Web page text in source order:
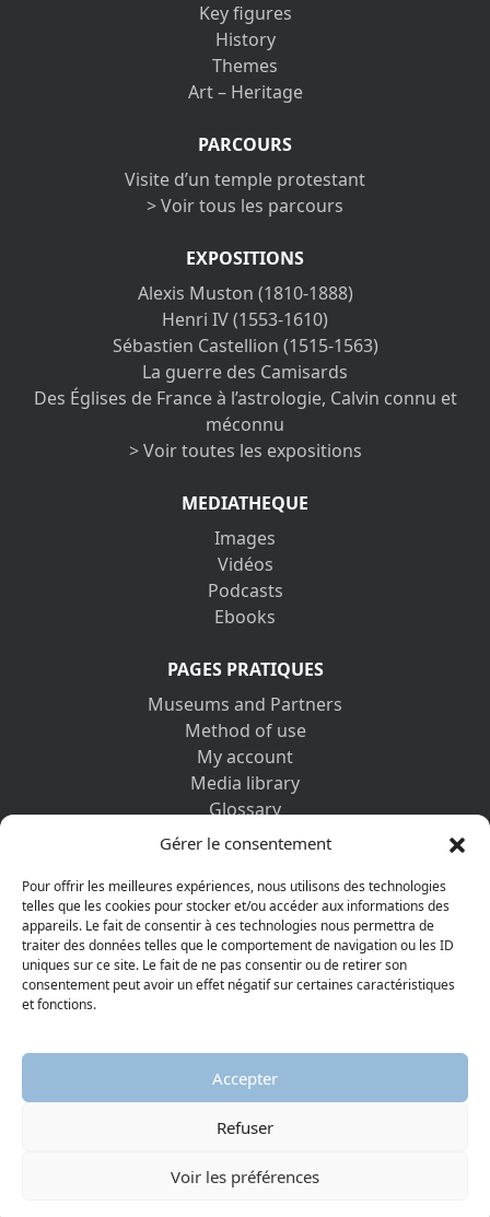
Gérer le consentement
Pour offrir les meilleures expériences, nous utilisons des technologies
telles que les cookies pour stocker et/ou accéder aux informations des
appareils. Le fait de consentir à ces technologies nous permettra de
traiter des données telles que le comportement de navigation ou les ID
uniques sur ce site. Le fait de ne pas consentir ou de retirer son
consentement peut avoir un effet négatif sur certaines caractéristiques
et fonctions.
Accepter
Refuser
Voir les préférences
Key figures
History
Themes
Art – Heritage
PARCOURS
Visite d’un temple protestant
> Voir tous les parcours
EXPOSITIONS
Alexis Muston (1810-1888)
Henri IV (1553-1610)
Sébastien Castellion (1515-1563)
La guerre des Camisards
Des Églises de France à l’astrologie, Calvin connu et
méconnu
> Voir toutes les expositions
MEDIATHEQUE
Images
Vidéos
Podcasts
Ebooks
PAGES PRATIQUES
Museums and Partners
Method of use
My account
Media library
Glossary
Contact us
Privacy policy
DISCOVER ALSO
© 2026 Protestant Museum